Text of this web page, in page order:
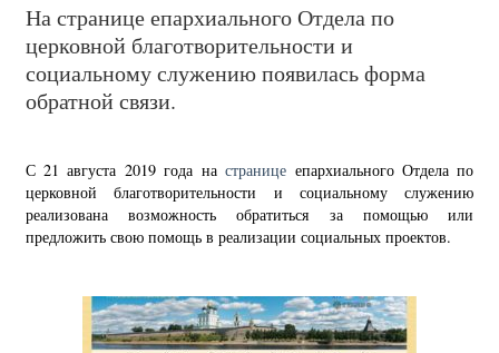
На странице епархиального Отдела по
церковной благотворительности и
социальному служению появилась форма
обратной связи.
С 21 августа 2019 года настранице епархиального Отдела по
церковной благотворительности и социальному служению
реализована возможность обратиться за помощью или
предложить свою помощь в реализации социальных проектов.